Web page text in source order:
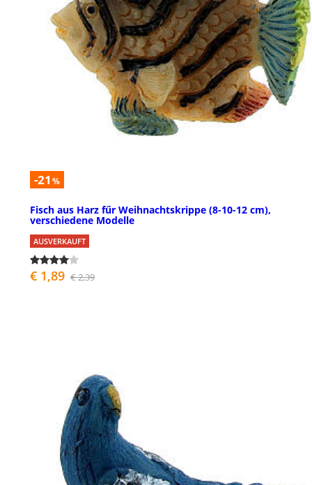
-21 %
Fisch aus Harz fűr Weihnachtskrippe (8-10-12 cm),
verschiedene Modelle
AUSVERKAUFT
€ 1,89 € 2,39